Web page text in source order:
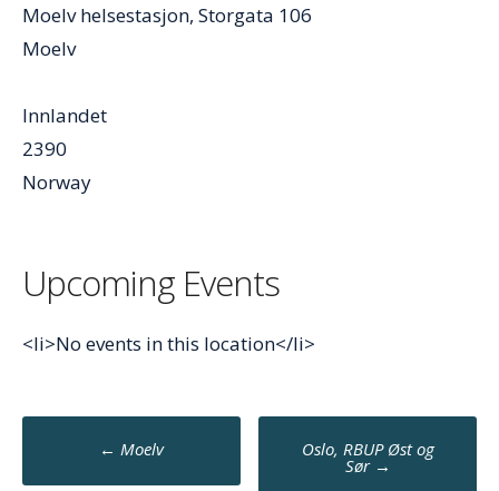
Moelv helsestasjon, Storgata 106
Moelv
Innlandet
2390
Norway
Upcoming Events
<li>No events in this location</li>
← Moelv Oslo, RBUP Øst og
Sør →